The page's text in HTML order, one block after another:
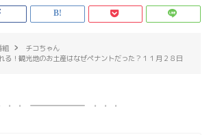
組
チコちゃん
る！観光地のお土産はなぜペナントだった？１１月２８日